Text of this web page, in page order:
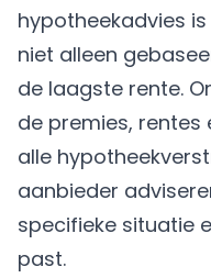
hypotheekadvies
niet alleen
de laagste rente.
de premies,
alle
aanbieder
specifieke situatie
past.